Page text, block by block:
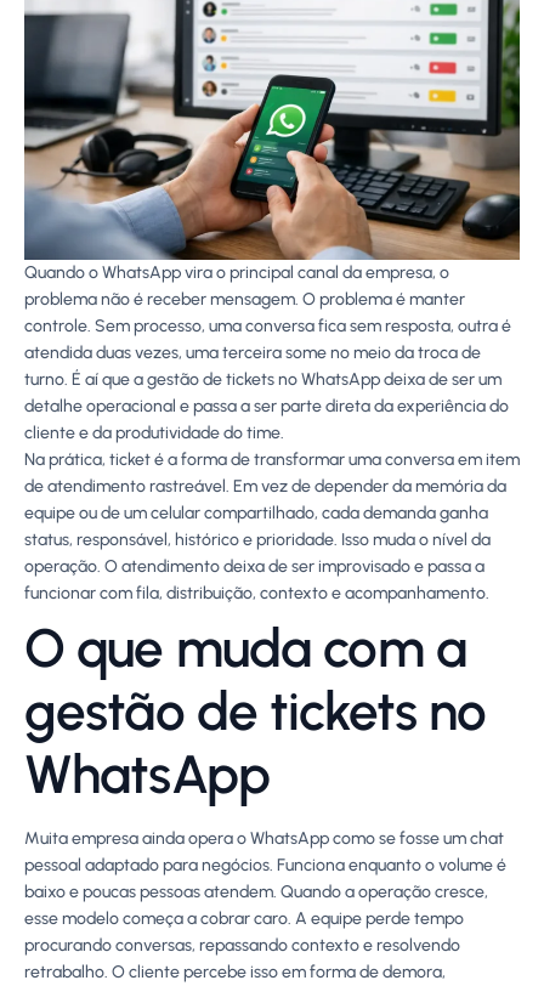
Quando o WhatsApp vira o principal canal da empresa, o
problema não é receber mensagem. O problema é manter
controle. Sem processo, uma conversa fica sem resposta, outra é
atendida duas vezes, uma terceira some no meio da troca de
turno. É aí que a gestão de tickets no WhatsApp deixa de ser um
detalhe operacional e passa a ser parte direta da experiência do
cliente e da produtividade do time.
Na prática, ticket é a forma de transformar uma conversa em item
de atendimento rastreável. Em vez de depender da memória da
equipe ou de um celular compartilhado, cada demanda ganha
status, responsável, histórico e prioridade. Isso muda o nível da
operação. O atendimento deixa de ser improvisado e passa a
funcionar com fila, distribuição, contexto e acompanhamento.
O que muda com a
gestão de tickets no
WhatsApp
Muita empresa ainda opera o WhatsApp como se fosse um chat
pessoal adaptado para negócios. Funciona enquanto o volume é
baixo e poucas pessoas atendem. Quando a operação cresce,
esse modelo começa a cobrar caro. A equipe perde tempo
procurando conversas, repassando contexto e resolvendo
retrabalho. O cliente percebe isso em forma de demora,